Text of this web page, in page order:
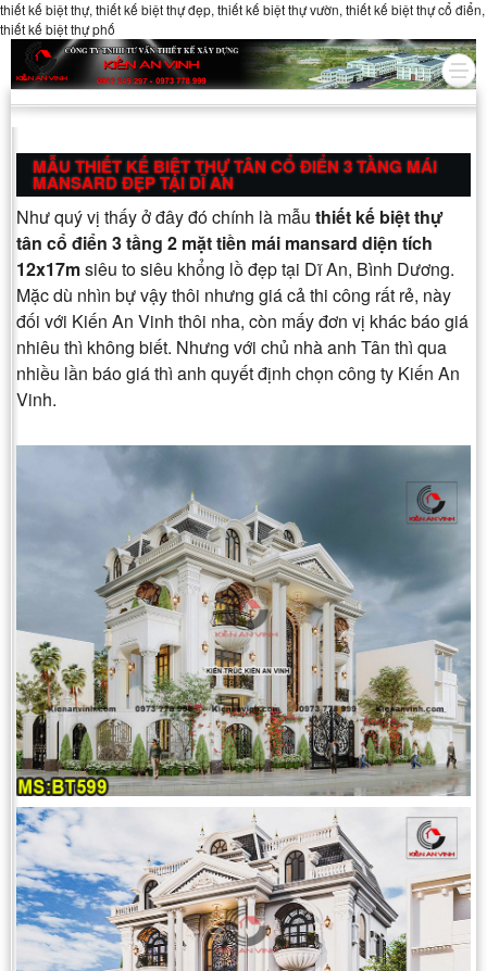
thiết kế biệt thự, thiết kế biệt thự đẹp, thiết kế biệt thự vườn, thiết kế biệt thự cổ điển,
thiết kế biệt thự phố
MẪU THIẾT KẾ BIỆT THỰ TÂN CỔ ĐIỂN 3 TẦNG MÁI
MANSARD ĐẸP TẠI DĨ AN
Như quý vị thấy ở đây đó chính là mẫu thiết kế biệt thự
tân cổ điển 3 tầng 2 mặt tiền mái mansard diện tích
12x17msiêu to siêu khổng lồ đẹp tại Dĩ An, Bình Dương.
Mặc dù nhìn bự vậy thôi nhưng giá cả thi công rất rẻ, này
đối với Kiến An Vinh thôi nha, còn mấy đơn vị khác báo giá
nhiêu thì không biết. Nhưng với chủ nhà anh Tân thì qua
nhiều lần báo giá thì anh quyết định chọn công ty Kiến An
Vinh.